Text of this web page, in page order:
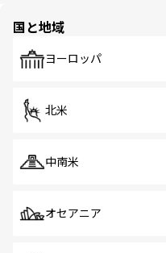
で、ホーカーズは
国と地域
ヨーロッパ
北米
中南米
オセアニア